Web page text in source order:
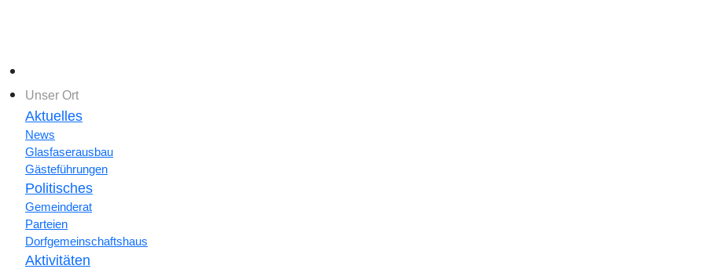
Unser Ort
Aktuelles
News
Glasfaserausbau
Gästeführungen
Politisches
Gemeinderat
Parteien
Dorfgemeinschaftshaus
Aktivitäten